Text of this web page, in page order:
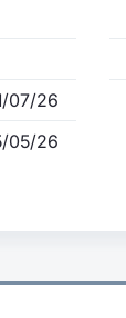
07/26
05/26